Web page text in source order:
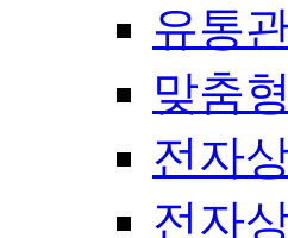
유통
맞춤
전자
전자